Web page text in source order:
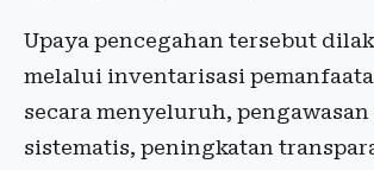
Upaya pencegahan tersebut
melalui inventarisasi
secara menyeluruh,
sistematis, peningkatan